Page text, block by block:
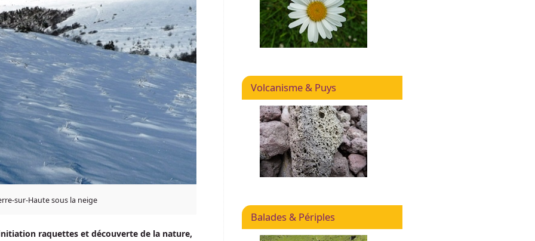
sur-Haute sous la neige
raquettes et découverte de la nature,
Volcanisme & Puys
Balades & Périples